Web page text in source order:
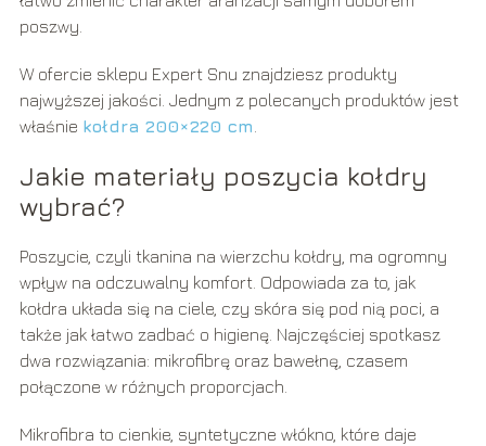
poszwy.
W ofercie sklepu Expert Snu znajdziesz produkty
najwyższej jakości. Jednym z polecanych produktów jest
właśnie kołdra 200×220 cm
Jakie materiały poszycia kołdry
wybrać?
Poszycie, czyli tkanina na wierzchu kołdry, ma ogromny
wpływ na odczuwalny komfort. Odpowiada za to, jak
kołdra układa się na ciele, czy skóra się pod nią poci, a
także jak łatwo zadbać o higienę. Najczęściej spotkasz
dwa rozwiązania: mikrofibrę oraz bawełnę, czasem
połączone w różnych proporcjach.
Mikrofibra to cienkie, syntetyczne włókno, które daje